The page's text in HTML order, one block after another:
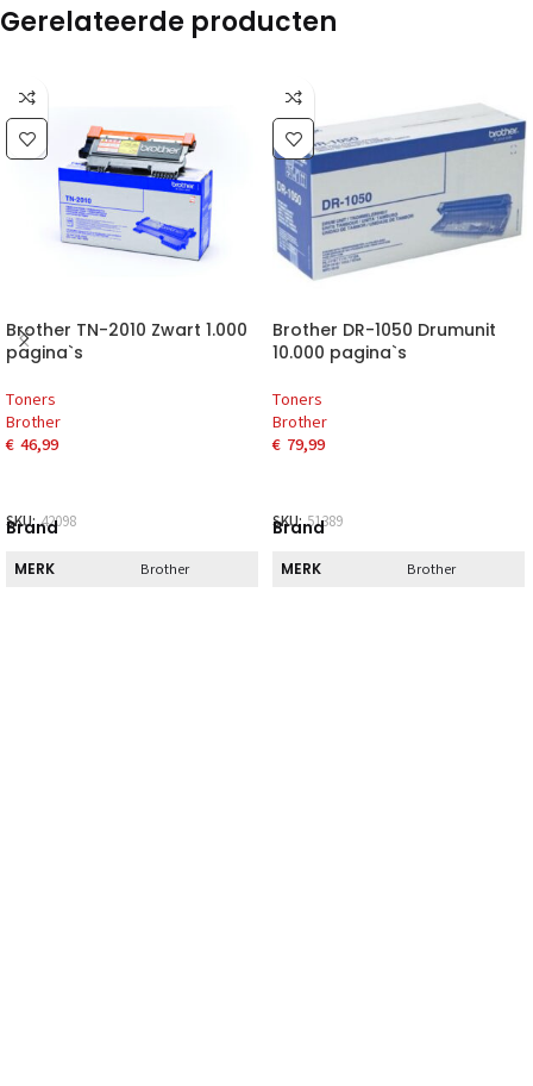
Gerelateerde producten
Brother TN-2010 Zwart 1.000
pagina`s
Toners
Brother
€ 46,99
SKU:42098
Brand
MERK Brother
Brother DR-1050 Drumunit
10.000 pagina`s
Toners
Brother
€ 79,99
SKU:51389
Brand
MERK Brother